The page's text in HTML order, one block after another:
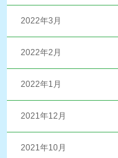
2022年3月
2022年2月
2022年1月
2021年12月
2021年10月